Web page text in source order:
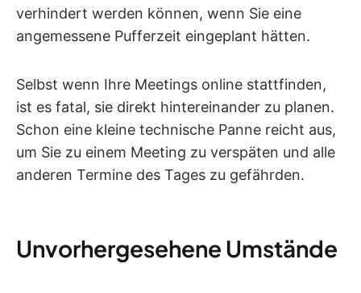
verhindert werden können, wenn Sie eine
angemessene Pufferzeit eingeplant hätten.
Selbst wenn Ihre Meetings online stattfinden,
ist es fatal, sie direkt hintereinander zu planen.
Schon eine kleine technische Panne reicht aus,
um Sie zu einem Meeting zu verspäten und alle
anderen Termine des Tages zu gefährden.
Unvorhergesehene Umstände